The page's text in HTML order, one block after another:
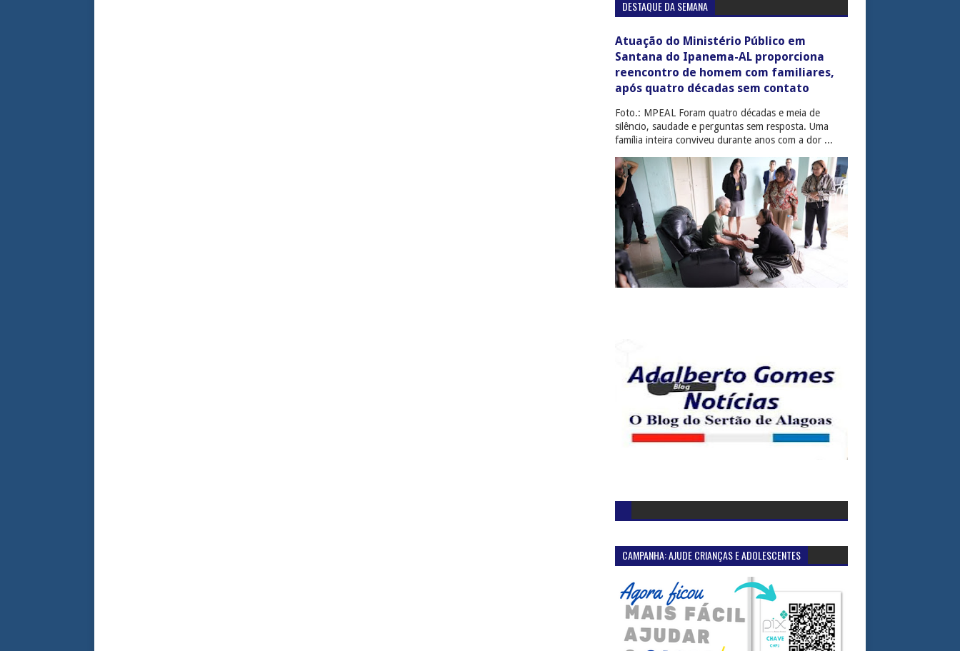
DESTAQUE DA SEMANA
Atuação do Ministério Público em
Santana do Ipanema-AL proporciona
reencontro de homem com familiares,
após quatro décadas sem contato
Foto.: MPEAL Foram quatro décadas e meia de
silêncio, saudade e perguntas sem resposta. Uma
família inteira conviveu durante anos com a dor ...
CAMPANHA: AJUDE CRIANÇAS E ADOLESCENTES